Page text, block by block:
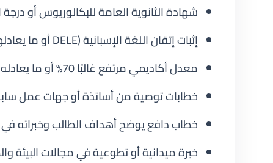
شهادة الثانوية العامة للبكالوريوس أو
إثبات إتقان اللغة الإسبانية (DELE أو ما يعادلها) أو الإنجليزية حسب لغة البرنامج.
معدل أكاديمي مرتفع غالبًا 70% أو ما يعادله في نظام GPA.
خطابات توصية من أساتذة أو جهات عمل
خطاب دافع يوضح أهداف الطالب وخبراته في
خبرة ميدانية أو تطوعية في مجالات البيئة